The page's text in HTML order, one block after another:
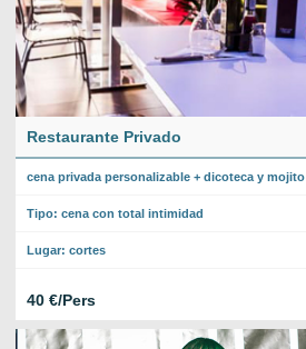
Restaurante Privado
cena privada personalizable + dicoteca y mojito
Tipo: cena con total intimidad
Lugar: cortes
40 €/Pers